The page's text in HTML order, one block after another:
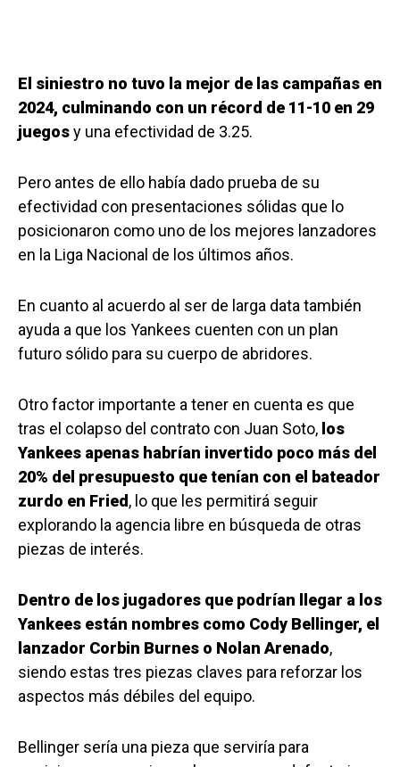
El siniestro no tuvo la mejor de las campañas en
2024, culminando con un récord de 11-10 en 29
juegosy una efectividad de 3.25.
Pero antes de ello había dado prueba de su
efectividad con presentaciones sólidas que lo
posicionaron como uno de los mejores lanzadores
en la Liga Nacional de los últimos años.
En cuanto al acuerdo al ser de larga data también
ayuda a que los Yankees cuenten con un plan
futuro sólido para su cuerpo de abridores.
Otro factor importante a tener en cuenta es que
tras el colapso del contrato con Juan Soto, los
Yankees apenas habrían invertido poco más del
20% del presupuesto que tenían con el bateador
zurdo en Fried, lo que les permitirá seguir
explorando la agencia libre en búsqueda de otras
piezas de interés.
Dentro de los jugadores que podrían llegar a los
Yankees están nombres como Cody Bellinger, el
lanzador Corbin Burnes o Nolan Arenado,
siendo estas tres piezas claves para reforzar los
aspectos más débiles del equipo.
Bellinger sería una pieza que serviría para